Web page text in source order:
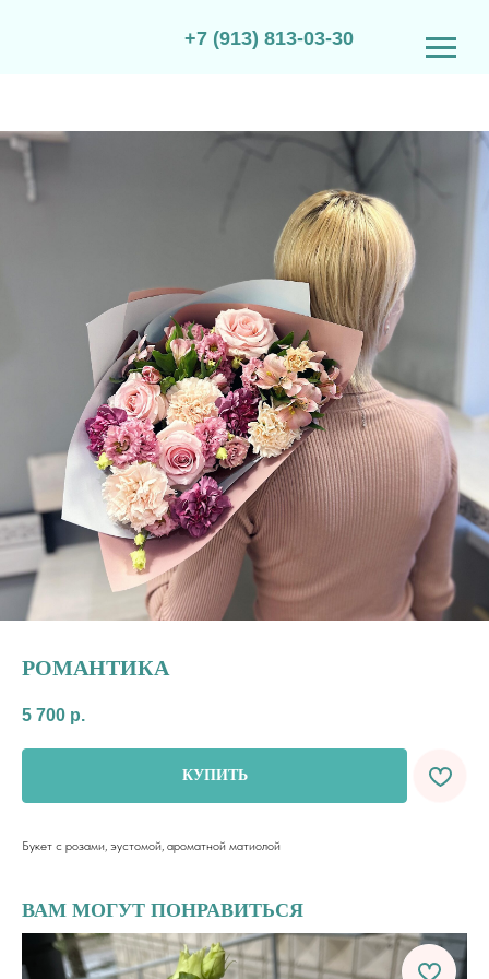
+7 (913) 813-03-30
РОМАНТИКА
5 700 р.
КУПИТЬ
Букет с розами, эустомой, ароматной матиолой
ВАМ МОГУТ ПОНРАВИТЬСЯ